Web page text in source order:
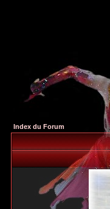
Index du Forum